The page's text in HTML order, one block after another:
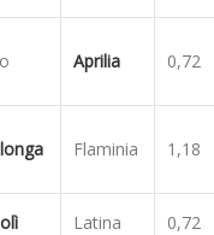
Aprilia 0,72
Flaminia 1,18
Latina 0,72